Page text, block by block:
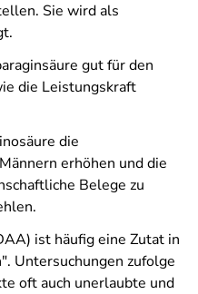
Sie wird als
gut für den
die Leistungskraft
die
erhöhen und die
Belege zu
ist häufig eine Zutat in
Untersuchungen zufolge
oft auch unerlaubte und